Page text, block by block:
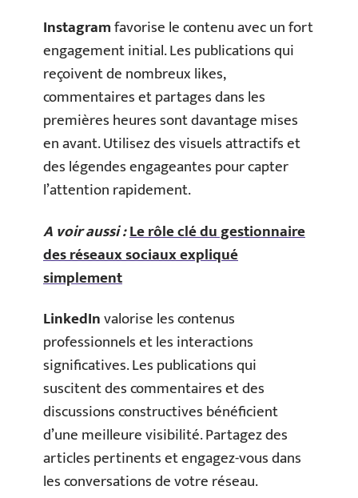
Instagramfavorise le contenu avec un fort
engagement initial. Les publications qui
reçoivent de nombreux likes,
commentaires et partages dans les
premières heures sont davantage mises
en avant. Utilisez des visuels attractifs et
des légendes engageantes pour capter
l’attention rapidement.
A voir aussi :Le rôle clé du gestionnaire
des réseaux sociaux expliqué
simplement
LinkedInvalorise les contenus
professionnels et les interactions
significatives. Les publications qui
suscitent des commentaires et des
discussions constructives bénéficient
d’une meilleure visibilité. Partagez des
articles pertinents et engagez-vous dans
les conversations de votre réseau.